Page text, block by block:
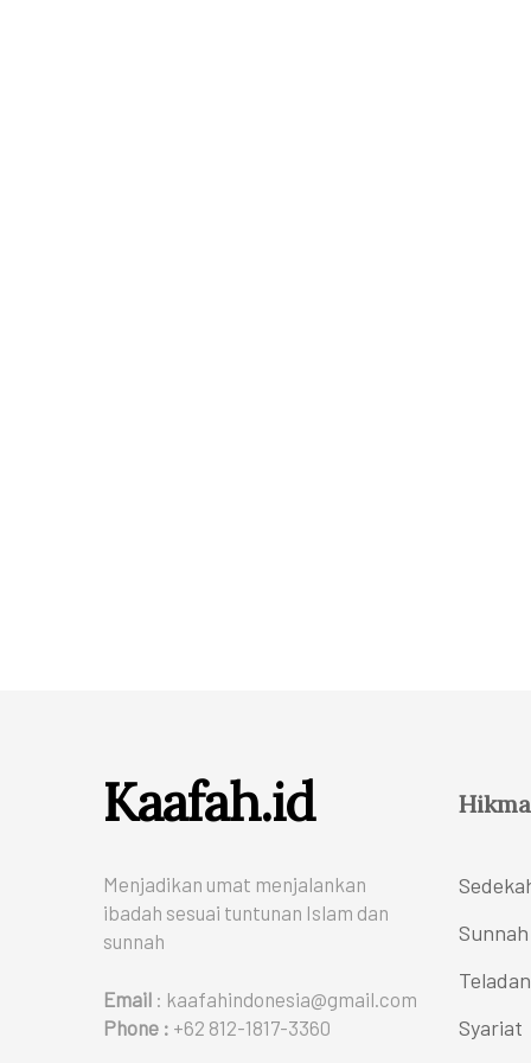
Kaafah.id
Menjadikan umat menjalankan
ibadah sesuai tuntunan Islam dan
sunnah
Email : kaafahindonesia@gmail.com
Phone : +62 812-1817-3360
Sunnah
Teladan
Syariat